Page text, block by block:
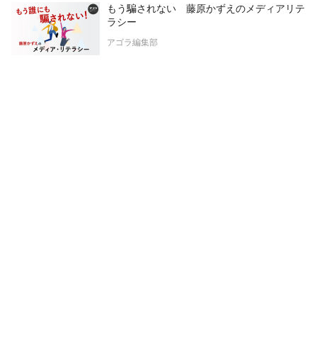
もう騙されない 藤原かずえのメディアリテ
ラシー
アゴラ編集部